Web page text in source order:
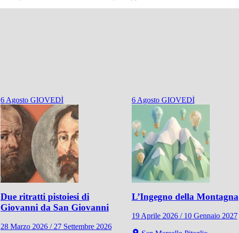
6 Agosto GIOVEDÌ
Due ritratti pistoiesi di
Giovanni da San Giovanni
28 Marzo 2026 / 27 Settembre 2026
6 Agosto GIOVEDÌ
L’Ingegno della Montagna
19 Aprile 2026 / 10 Gennaio 2027